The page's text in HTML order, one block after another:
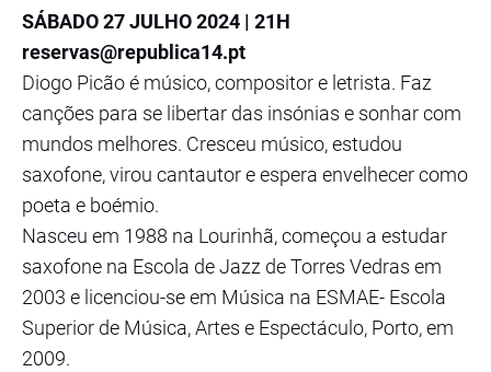
SÁBADO 27 JULHO 2024 | 21H
reservas@republica14.pt
Diogo Picão é músico, compositor e letrista. Faz
canções para se libertar das insónias e sonhar com
mundos melhores. Cresceu músico, estudou
saxofone, virou cantautor e espera envelhecer como
poeta e boémio.
Nasceu em 1988 na Lourinhã, começou a estudar
saxofone na Escola de Jazz de Torres Vedras em
2003 e licenciou-se em Música na ESMAE- Escola
Superior de Música, Artes e Espectáculo, Porto, em
2009.